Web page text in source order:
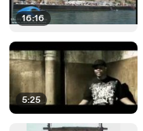
16:16
5:25